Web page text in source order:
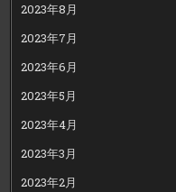
2023年8月
2023年7月
2023年6月
2023年5月
2023年4月
2023年3月
2023年2月